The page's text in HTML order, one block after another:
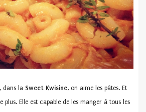
dans la Sweet Kwisine, on aime les pâtes. Et
plus. Elle est capable de les manger à tous les